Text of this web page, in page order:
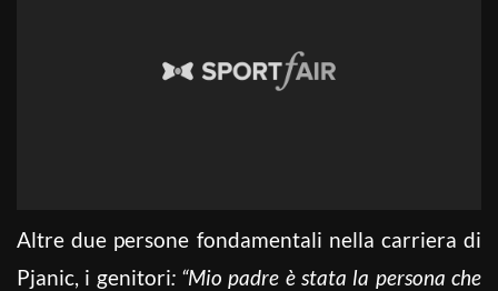
Altre due persone fondamentali nella carriera di
Pjanic, i genitori: “Mio padre è stata la persona che